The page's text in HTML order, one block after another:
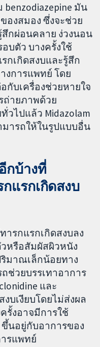
benzodiazepine มัน
องสมอง ซึ่งจะช่วย
กผ่อนคลาย ง่วงนอน
บตัว บางครั้งใช้
กเกิดสงบและรู้สึก
งการแพทย์ โดย
กับเครื่องช่วยหายใจ
ถ่ายภาพด้วย
วไปแล้ว Midazolam
ารถให้ในรูปแบบอื่น
กบ้างที่
แรกเกิดสงบ
ารกแรกเกิดสงบลง
หรือสัมผัสผิวหนัง
มาณเล็กน้อยทาง
ช่วยบรรเทาอาการ
และ
งบเงียบโดยไม่ส่งผล
รั้งอาจมีการใช้
ขึ้นอยู่กับอาการของ
รแพทย์